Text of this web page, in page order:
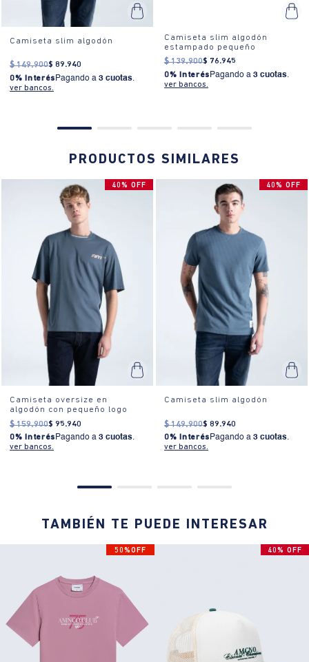
Camiseta slim algodón
$ 149.900$ 89.940
0% Interés Pagando a 3 cuotas.
ver bancos.
Camiseta slim algodón
estampado pequeño
$ 139.900$ 76.945
0% Interés Pagando a 3 cuotas.
ver bancos.
PRODUCTOS SIMILARES
40% OFF
Camiseta oversize en
algodón con pequeño logo
$ 159.900$ 95.940
0% InterésPagando a 3 cuotas.
ver bancos.
40% OFF
Camiseta slim algodón
$ 149.900$ 89.940
0% InterésPagando a 3 cuotas.
ver bancos.
TAMBIÉN TE PUEDE INTERESAR
50%OFF 40% OFF